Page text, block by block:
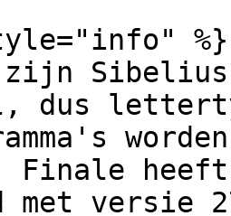
%}
zijn
dus
Finale heeft
met